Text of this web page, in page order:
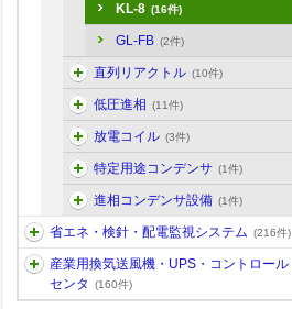
KL-8 (16件)
GL-FB (2件)
直列リアクトル (10件)
低圧進相 (11件)
放電コイル (3件)
特定用途コンデンサ (1件)
進相コンデンサ設備 (1件)
省エネ・検針・配電監視システム (216件)
産業用換気送風機・UPS・コントロール
センタ
(160件)